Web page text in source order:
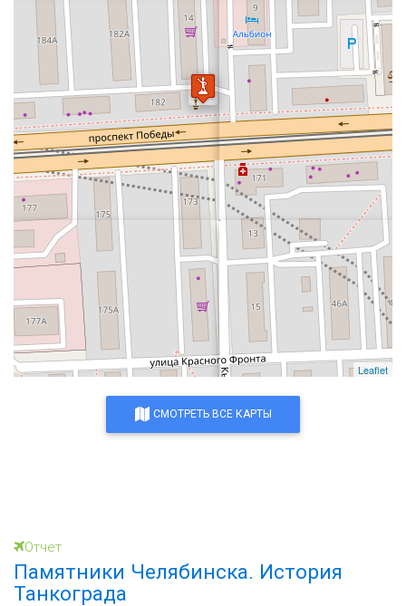
Leaflet
СМОТРЕТЬ ВСЕ КАРТЫ
Отчет
Памятники Челябинска. История
Танкограда